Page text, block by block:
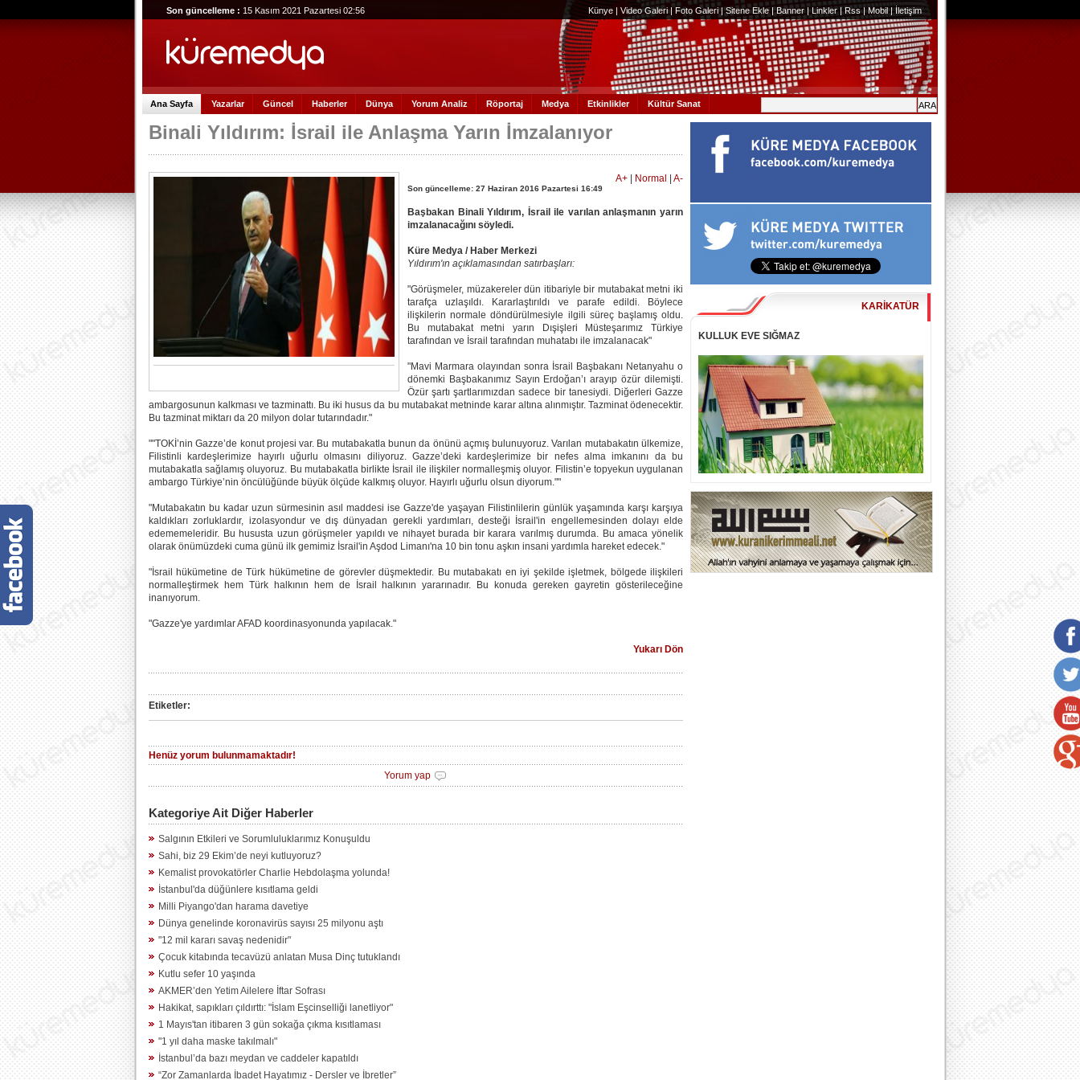
Son güncelleme : 15 Kasım 2021 Pazartesi 02:56 Künye | Video Galeri|Foto Galeri|Sitene Ekle|Banner|Linkler|Rss|Mobil|İletişim
Ana Sayfa Yazarlar Güncel Haberler Dünya Yorum Analiz Röportaj Medya Etkinlikler Kültür Sanat
Binali Yıldırım: İsrail ile Anlaşma Yarın İmzalanıyor
A+ Normal A-
Son güncelleme: 27 Haziran 2016 Pazartesi 16:49
Başbakan Binali Yıldırım, İsrail ile varılan anlaşmanın yarın
imzalanacağını söyledi.
Küre Medya / Haber Merkezi
Yıldırım'ın açıklamasından satırbaşları:
"Görüşmeler, müzakereler dün itibariyle bir mutabakat metni iki
tarafça uzlaşıldı. Kararlaştırıldı ve parafe edildi. Böylece
ilişkilerin normale döndürülmesiyle ilgili süreç başlamış oldu.
Bu mutabakat metni yarın Dışişleri Müsteşarımız Türkiye
tarafından ve İsrail tarafından muhatabı ile imzalanacak"
"Mavi Marmara olayından sonra İsrail Başbakanı Netanyahu o
dönemki Başbakanımız Sayın Erdoğan’ı arayıp özür dilemişti.
Özür şartı şartlarımızdan sadece bir tanesiydi. Diğerleri Gazze
ambargosunun kalkması ve tazminattı. Bu iki husus da bu mutabakat metninde karar altına alınmıştır. Tazminat ödenecektir.
Bu tazminat miktarı da 20 milyon dolar tutarındadır."
""TOKİ’nin Gazze’de konut projesi var. Bu mutabakatla bunun da önünü açmış bulunuyoruz. Varılan mutabakatın ülkemize,
Filistinli kardeşlerimize hayırlı uğurlu olmasını diliyoruz. Gazze’deki kardeşlerimize bir nefes alma imkanını da bu
mutabakatla sağlamış oluyoruz. Bu mutabakatla birlikte İsrail ile ilişkiler normalleşmiş oluyor. Filistin’e topyekun uygulanan
ambargo Türkiye’nin öncülüğünde büyük ölçüde kalkmış oluyor. Hayırlı uğurlu olsun diyorum.""
"Mutabakatın bu kadar uzun sürmesinin asıl maddesi ise Gazze'de yaşayan Filistinlilerin günlük yaşamında karşı karşıya
kaldıkları zorluklardır, izolasyondur ve dış dünyadan gerekli yardımları, desteği İsrail'in engellemesinden dolayı elde
edememeleridir. Bu hususta uzun görüşmeler yapıldı ve nihayet burada bir karara varılmış durumda. Bu amaca yönelik
olarak önümüzdeki cuma günü ilk gemimiz İsrail'in Aşdod Limanı'na 10 bin tonu aşkın insani yardımla hareket edecek."
"İsrail hükümetine de Türk hükümetine de görevler düşmektedir. Bu mutabakatı en iyi şekilde işletmek, bölgede ilişkileri
normalleştirmek hem Türk halkının hem de İsrail halkının yararınadır. Bu konuda gereken gayretin gösterileceğine
inanıyorum.
"Gazze'ye yardımlar AFAD koordinasyonunda yapılacak."
Yukarı Dön
Etiketler:
Henüz yorum bulunmamaktadır!
Yorum yap
Kategoriye Ait Diğer Haberler
Salgının Etkileri ve Sorumluluklarımız Konuşuldu
Sahi, biz 29 Ekim’de neyi kutluyoruz?
Kemalist provokatörler Charlie Hebdolaşma yolunda!
İstanbul'da düğünlere kısıtlama geldi
Milli Piyango'dan harama davetiye
Dünya genelinde koronavirüs sayısı 25 milyonu aştı
"12 mil kararı savaş nedenidir"
Çocuk kitabında tecavüzü anlatan Musa Dinç tutuklandı
Kutlu sefer 10 yaşında
AKMER’den Yetim Ailelere İftar Sofrası
Hakikat, sapıkları çıldırttı: "İslam Eşcinselliği lanetliyor"
1 Mayıs'tan itibaren 3 gün sokağa çıkma kısıtlaması
"1 yıl daha maske takılmalı"
İstanbul’da bazı meydan ve caddeler kapatıldı
“Zor Zamanlarda İbadet Hayatımız - Dersler ve İbretler”
KARİKATÜR
KULLUK EVE SIĞMAZ